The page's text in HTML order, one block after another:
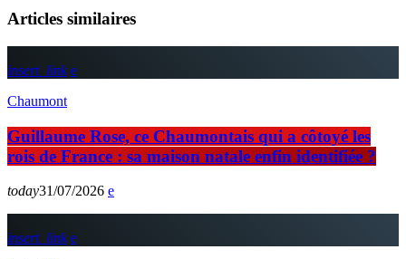
Articles similaires
insert_link
Chaumont
Guillaume Rose, ce Chaumontais qui a côtoyé les
rois de France : sa maison natale enfin identifiée ?
today31/07/2026
insert_link